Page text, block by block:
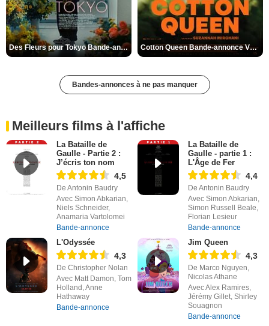
Des Fleurs pour Tokyo Bande-annonce VO STFR Cotton Queen Bande-annonce VO STFR
Bandes-annonces à ne pas manquer
Meilleurs films à l'affiche
La Bataille de
Gaulle - Partie 2 :
J’écris ton nom
4,5
De Antonin Baudry
Avec Simon Abkarian,
Niels Schneider,
Anamaria Vartolomei
Bande-annonce
La Bataille de
Gaulle - partie 1 :
L'Âge de Fer
4,4
De Antonin Baudry
Avec Simon Abkarian,
Simon Russell Beale,
Florian Lesieur
Bande-annonce
L'Odyssée
4,3
De Christopher Nolan
Avec Matt Damon, Tom
Holland, Anne
Hathaway
Bande-annonce
Jim Queen
4,3
De Marco Nguyen,
Nicolas Athane
Avec Alex Ramires,
Jérémy Gillet, Shirley
Souagnon
Bande-annonce